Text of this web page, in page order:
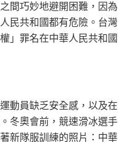
間巧妙地避開困難，因為
民共和國都有危險。台灣
」罪名在中華人民共和國
動員缺乏安全感，以及在
冬奧會前，競速滑冰選手
新隊服訓練的照片：中華